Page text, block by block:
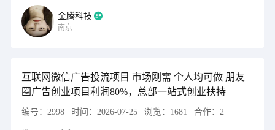
金腾科技
南京
互联网微信广告投流项目 市场刚需 个人均可做 朋友
圈广告创业项目利润80%，总部一站式创业扶持
编号： 2998 时间： 2026-07-25 浏览： 1681 合作： 2